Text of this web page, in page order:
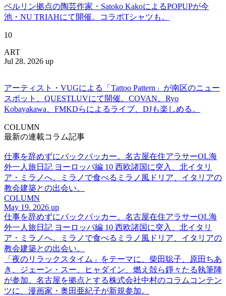
ベルリン拠点の陶芸作家・Satoko KakoによるPOPUPが今
池・NU TRIAHにて開催。コラボTシャツも。
10
ART
Jul 28. 2026 up
アーティスト・VUGによる「Tattoo Pattern」が南区のニュー
スポット、QUESTLUVにて開催。COVAN、Ryo
Kobayakawa、FMKDらによるライブ、DJも楽しめる。
COLUMN
最新の連載コラム記事
仕事を辞めずにバックパッカー。名古屋在住アラサーOL海
外一人旅日記 ヨーロッパ編 10 西欧諸国に突入、北イタリ
ア・ミラノへ。ミラノで食べるミラノ風ドリア、イタリアの
教会建築との出会い。
COLUMN
May 19. 2026 up
仕事を辞めずにバックパッカー。名古屋在住アラサーOL海
外一人旅日記 ヨーロッパ編 10 西欧諸国に突入、北イタリ
ア・ミラノへ。ミラノで食べるミラノ風ドリア、イタリアの
教会建築との出会い。
「夜のリラックスタイム」をテーマに、柴田聡子、原田ちあ
き、ジェーン・スー、ヒャダイン、燃え殻ら錚々たる執筆陣
が参加。名古屋を拠点とする株式会社中村のコラムコンテン
ツに、漫画家・奥田亜紀子が新規参加。